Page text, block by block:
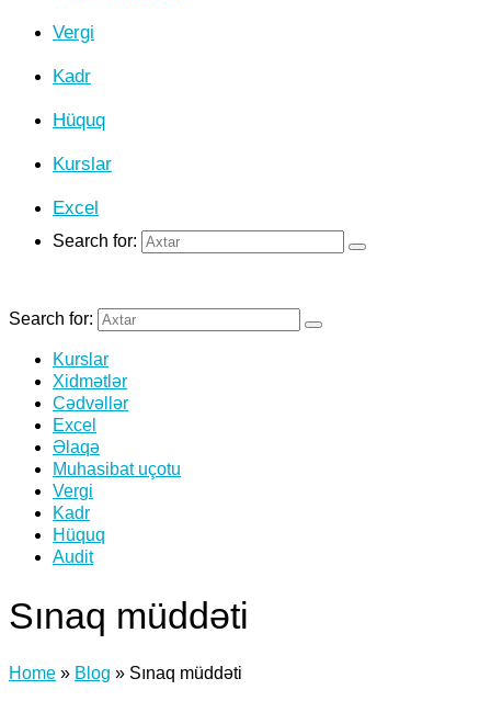
Vergi
Kadr
Hüquq
Kurslar
Excel
Search for:
Search for:
Kurslar
Xidmətlər
Cədvəllər
Excel
Əlaqə
Muhasibat uçotu
Vergi
Kadr
Hüquq
Audit
Sınaq müddəti
Home » Blog » Sınaq müddəti